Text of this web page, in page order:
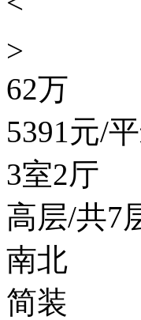
>
62万
5391元/
3室2厅
高层/共7
南北
简装